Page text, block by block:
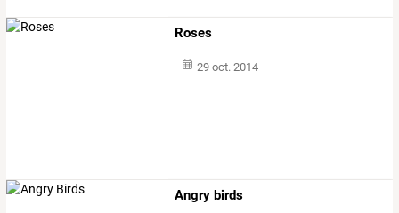
Roses
29 oct. 2014
Angry birds